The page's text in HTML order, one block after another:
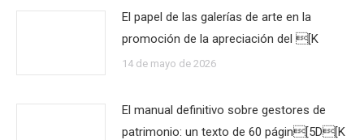
El papel de las galerías de arte en la
promoción de la apreciación del [K
14 de mayo de 2026
El manual definitivo sobre gestores de
patrimonio: un texto de 60 págin[5D[K